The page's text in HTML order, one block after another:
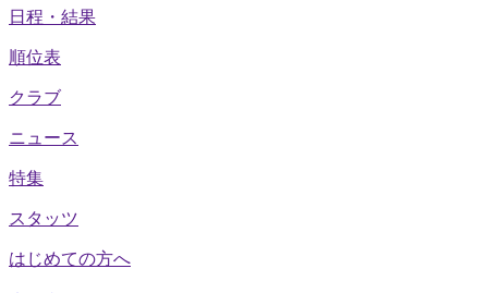
日程・結果
順位表
クラブ
ニュース
特集
スタッツ
はじめての方へ